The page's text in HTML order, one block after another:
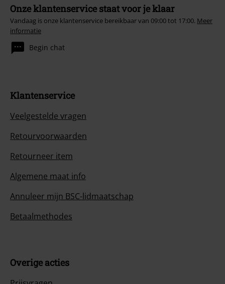
Onze klantenservice staat voor je klaar
Vandaag is onze klantenservice bereikbaar van 09:00 tot 17:00. Meer
informatie
Begin chat
Klantenservice
Veelgestelde vragen
Retourvoorwaarden
Retourneer item
Algemene maat info
Annuleer mijn BSC-lidmaatschap
Betaalmethodes
Overige acties